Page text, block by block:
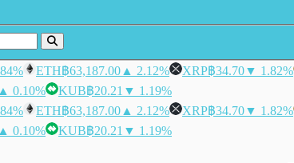
ETH฿63,187.00 ▲ 2.12% XRP฿34.70▼ 1.82%
▲ 0.10% KUB฿20.21 ▼ 1.19%
ETH฿63,187.00 ▲ 2.12% XRP฿34.70▼ 1.82%
▲ 0.10% KUB฿20.21 ▼ 1.19%